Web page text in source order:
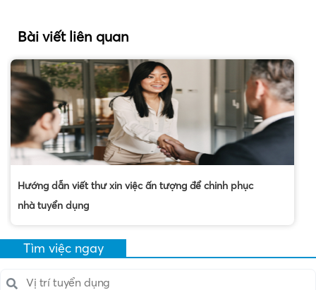
Bài viết liên quan
Hướng dẫn viết thư xin việc ấn tượng để chinh phục
nhà tuyển dụng
Tìm việc ngay